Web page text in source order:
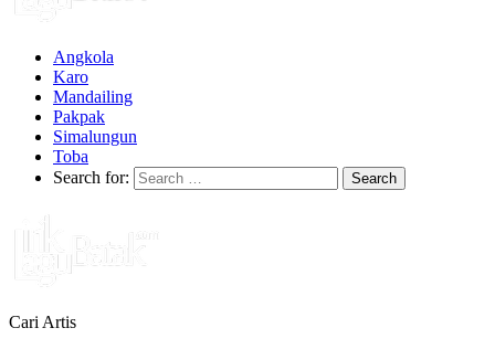
Angkola
Karo
Mandailing
Pakpak
Simalungun
Toba
Search for:
Cari Artis